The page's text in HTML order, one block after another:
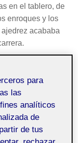
en el tablero, de
enroques y los
acababa
según el
verdadero
sobre cómo la
para
las
analíticos
de
de tus